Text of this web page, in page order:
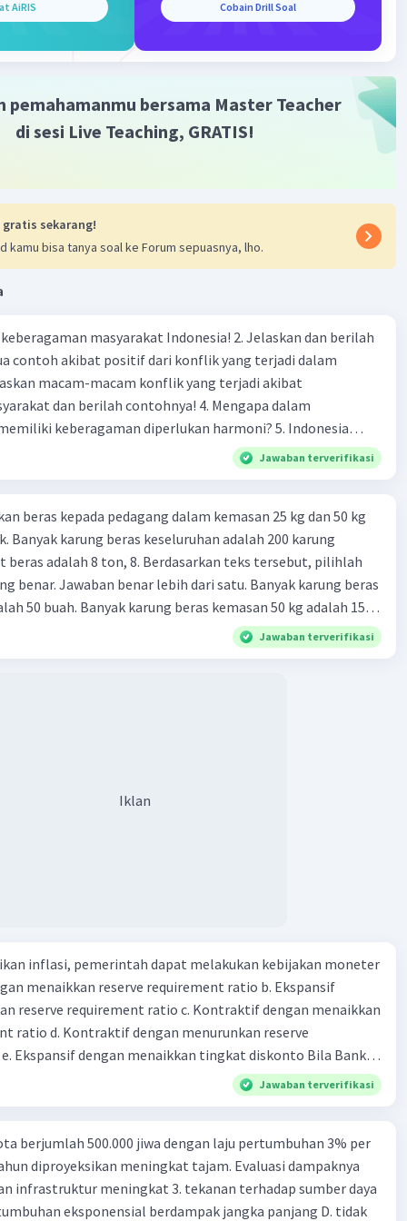
AiRIS Cobain Drill Soal
pemahamanmu bersama Master Teacher
di sesi Live Teaching, GRATIS!
gratis sekarang!
kamu bisa tanya soal ke Forum sepuasnya, lho.
masyarakat Indonesia! 2. Jelaskan dan berilah
contoh akibat positif dari konflik yang terjadi dalam
dan berilah contohnya! 4. Mengapa dalam
keberagaman diperlukan harmoni? 5. Indonesia
yang kaya akan keberagaman baik dilihat dari agama, suku,
Berdasarkan pernyataan tersebut, apa yang dapat
Jawaban terverifikasi
beras kepada pedagang dalam kemasan 25 kg dan 50 kg
Banyak karung beras keseluruhan adalah 200 karung
adalah 8 ton, 8. Berdasarkan teks tersebut, pilihlah
benar. Jawaban benar lebih dari satu. Banyak karung beras
50 buah. Banyak karung beras kemasan 50 kg adalah 150
dalam kemasan 25 kg adalah 2 ton. Perbandingan berat
kg dan 50 kg dalam truk adalah 1: 3. 9. Berdasarkan teks
Jawaban terverifikasi
Iklan
inflasi, pemerintah dapat melakukan kebijakan moneter
menaikkan reserve requirement ratio b. Ekspansif
reserve requirement ratio c. Kontraktif dengan menaikkan
ratio d. Kontraktif dengan menurunkan reserve
dengan menaikkan tingkat diskonto Bila Bank
kebijakan moneter ekspansif, ceteris paribus maka .... a.
di mana bentuk kurva jumlah uang beredar (penawaran
(penawaran uang) naik dari kiri bawah ke kanan atas
di mana bentuk kurva jumlah uang beredar
dari kiri bawah ke kanan atas d. Tingkat bunga turun di
jumlah uang beredar (penawaran uang) naik dari kiri bawah
Jawaban terverifikasi
berjumlah 500.000 jiwa dengan laju pertumbuhan 3% per
diproyeksikan meningkat tajam. Evaluasi dampaknya
infrastruktur meningkat 3. tekanan terhadap sumber daya
eksponensial berdampak jangka panjang D. tidak